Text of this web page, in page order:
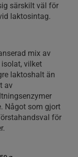
särskilt väl för
laktosintag.
mix av
vilket
laktoshalt än
av
Något som gjort
för